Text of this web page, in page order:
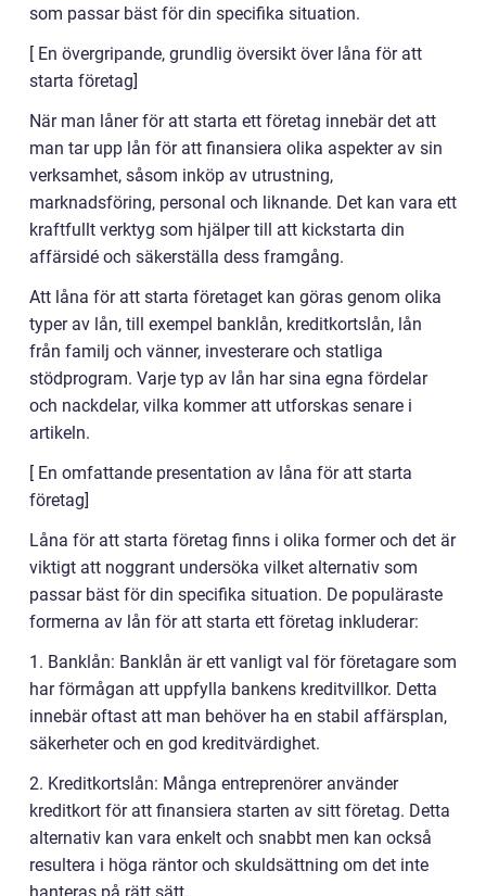
som passar bäst för din specifika situation.
[ En övergripande, grundlig översikt över låna för att
starta företag]
När man låner för att starta ett företag innebär det att
man tar upp lån för att finansiera olika aspekter av sin
verksamhet, såsom inköp av utrustning,
marknadsföring, personal och liknande. Det kan vara ett
kraftfullt verktyg som hjälper till att kickstarta din
affärsidé och säkerställa dess framgång.
Att låna för att starta företaget kan göras genom olika
typer av lån, till exempel banklån, kreditkortslån, lån
från familj och vänner, investerare och statliga
stödprogram. Varje typ av lån har sina egna fördelar
och nackdelar, vilka kommer att utforskas senare i
artikeln.
[ En omfattande presentation av låna för att starta
företag]
Låna för att starta företag finns i olika former och det är
viktigt att noggrant undersöka vilket alternativ som
passar bäst för din specifika situation. De populäraste
formerna av lån för att starta ett företag inkluderar:
1. Banklån: Banklån är ett vanligt val för företagare som
har förmågan att uppfylla bankens kreditvillkor. Detta
innebär oftast att man behöver ha en stabil affärsplan,
säkerheter och en god kreditvärdighet.
2. Kreditkortslån: Många entreprenörer använder
kreditkort för att finansiera starten av sitt företag. Detta
alternativ kan vara enkelt och snabbt men kan också
resultera i höga räntor och skuldsättning om det inte